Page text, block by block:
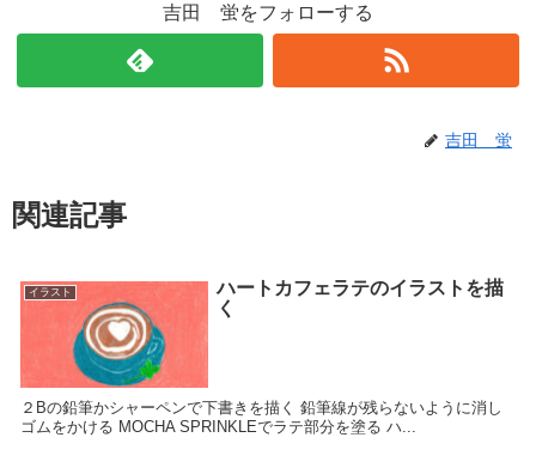
吉田 蛍をフォローする
吉田 蛍
関連記事
イラスト
ハートカフェラテのイラストを描
く
２Bの鉛筆かシャーペンで下書きを描く 鉛筆線が残らないように消し
ゴムをかける MOCHA SPRINKLEでラテ部分を塗る ハ...